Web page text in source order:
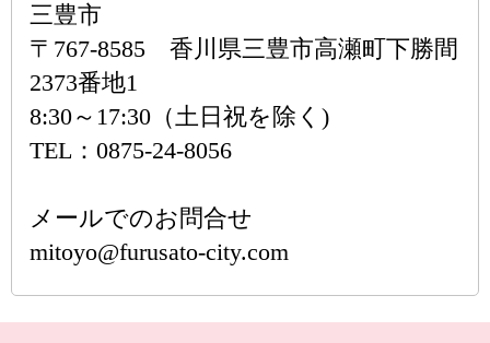
三豊市
〒767-8585 香川県三豊市高瀬町下勝間
2373番地1
8:30～17:30（土日祝を除く)
TEL：0875-24-8056
メールでのお問合せ
mitoyo@furusato-city.com